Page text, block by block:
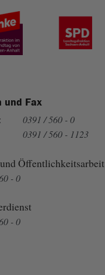
und Fax
0391 / 560 - 0
0391 / 560 - 1123
Öffentlichkeitsarbeit
- 0
- 0